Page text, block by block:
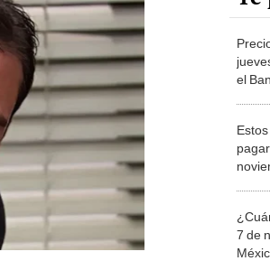
el
7 de